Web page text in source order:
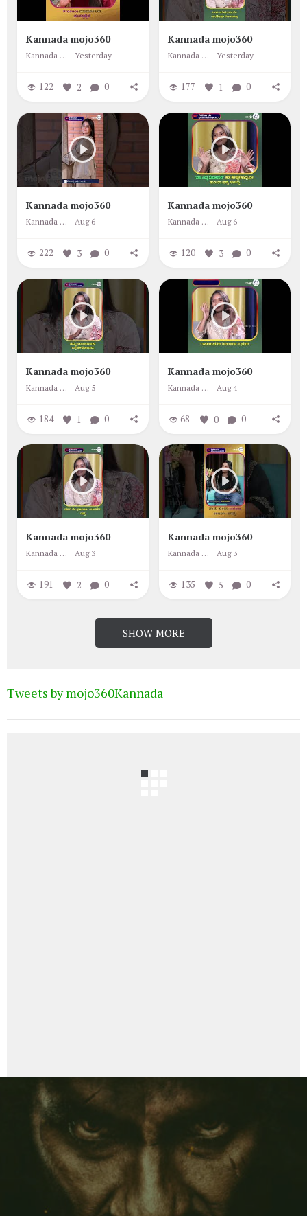
Kannada mojo360
Kannada mojo360 Yesterday
122 2 0
Kannada mojo360
Kannada mojo360 Yesterday
177 1 0
Kannada mojo360
Kannada mojo360 Aug 6
222 3 0
Kannada mojo360
Kannada mojo360 Aug 6
120 3 0
Kannada mojo360
Kannada mojo360 Aug 5
184 1 0
Kannada mojo360
Kannada mojo360 Aug 4
68 0 0
Kannada mojo360
Kannada mojo360 Aug 3
191 2 0
Kannada mojo360
Kannada mojo360 Aug 3
135 5 0
SHOW MORE
Tweets by mojo360Kannada